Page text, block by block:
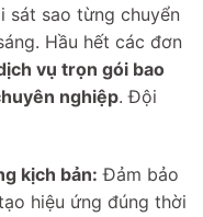
sát sao từng chuyển
Hầu hết các đơn
vụ trọn gói bao
nghiệp. Đội
kịch bản: Đảm bảo
hiệu ứng đúng thời